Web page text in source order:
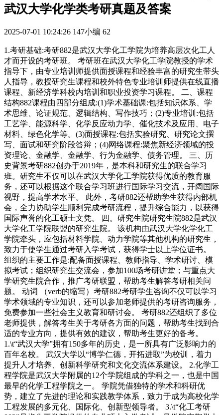
武汉大学化学类考研真题及答案
2025-07-01 10:24:26 147小编 62
1.考研基础:考研882是武汉大学化工学院为培养高层次化工人
才而开设的考研班。 考研班在武汉大学化工学院教授的学术
指导下，由专业培训师提供面授课程和经验丰富的研究生带头
人指导，教授研究生课程和校外特色专业培训师提供在线直播
课程、新经济学科校内培训和职业投资学习课程。 二、课程
结构882课程由四部分组成:(1)学术基础课:包括知识体系、学
术思维、论证规范、逻辑结构、写作技巧；(2)专业培训:包括
工艺学、能源科学、化学反应动力学、催化技术及应用、电子
材料、绿色化学等。(3)面授课程:包括实验研究、研究论文撰
写、面试和研究阶段答辩；(4)网络课程:聚焦新经济领域的投
资理论、金融学、金融学、行为金融学、债务管理。 三、历
史背景考研882创办于2019年，是本科和研究生的联合学习
班。研究生不仅可以在武汉大学化工学院获得优质的教育服
务，还可以根据这个联合学习班进行国际学习交流，开阔国际
视野，提高学术水平。 此外，考研882还帮助学生获得内部机
会，全力协助学生顺利完成考研流程，提升综合能力，以获得
国际声誉的化工硕士文凭。 四。研究生院研究生院882是武汉
大学化工学院联盟的研究生院。 该机构由武汉大学化学化工
学院牵头，应包括材料学院、动力学院等其他机构的研究生，
致力于使学生通过考研入学考试，获得学士以上学位证书。
组织的主要工作是:配备面授课程、教师指导、学术研讨、模
拟考试；组织研究生交流会，参加100场考研讲堂；与重点大
学研究生院合作，推广考研联盟，帮助考生解答考研相关问
题。 动词 （verb的缩写）考研882考研学生咨询不仅可以学习
学术领域的专业知识，还可以参加老师提供的考研咨询服务，
免费参加一些社会主义教育和研讨会。 考研882还组织了多位
老师提供，解答考生关于考研各方面的问题，帮助考生找到合
适的专业方向，提供有效的建议，帮助考生更好的备考。
1.\t“武汉大学”拥有150多年的历史，是一所具有广泛影响力的
百年名校。 武汉大学以“博学仁德，开拓进取”为校训，着力
提升人才培养、创新科学研究和文化交流体系建设。 2.化学工
程学院是武汉大学附属的12个学院组成的学科之一，也是中国
最早的化学工程学院之一。 学院凭借独特的学术和科研优
势，建立了先进的理论和实践教学体系，致力于成为高校化学
工程发展的多元化、国际化、创新型领导者。 3.\t“化工考研